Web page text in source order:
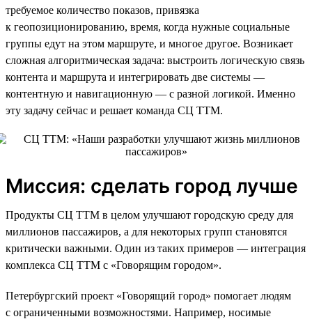
требуемое количество показов, привязка
к геопозиционированию, время, когда нужные социальные
группы едут на этом маршруте, и многое другое. Возникает
сложная алгоритмическая задача: выстроить логическую связь
контента и маршрута и интегрировать две системы —
контентную и навигационную — с разной логикой. Именно
эту задачу сейчас и решает команда СЦ ТТМ.
Миссия: сделать город лучше
Продукты СЦ ТТМ в целом улучшают городскую среду для
миллионов пассажиров, а для некоторых групп становятся
критически важными. Один из таких примеров — интеграция
комплекса СЦ ТТМ с «Говорящим городом».
Петербургский проект «Говорящий город» помогает людям
с ограниченными возможностями. Например, носимые